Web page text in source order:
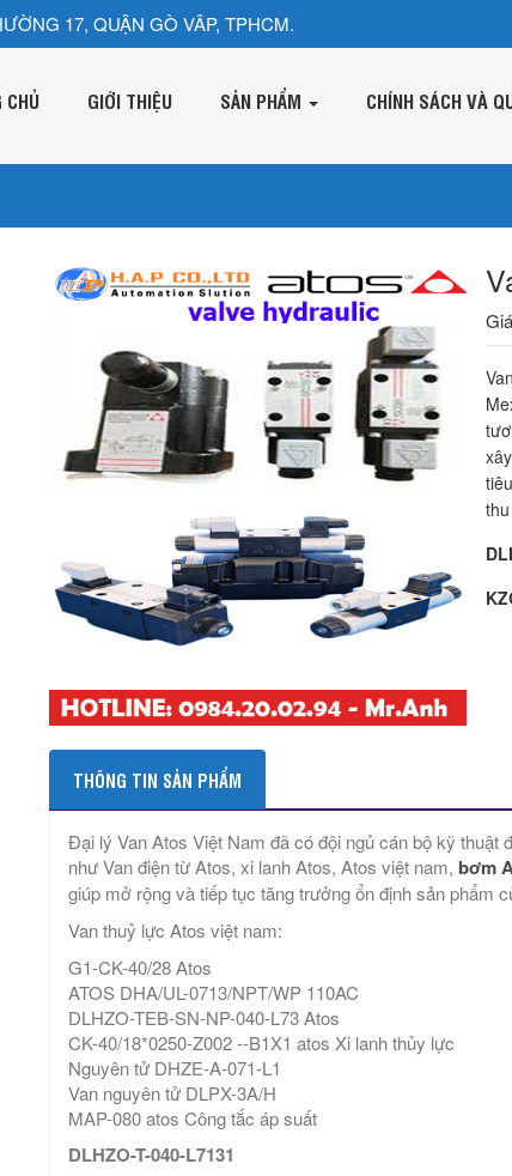
17, QUẬN GÒ VÂP, TPHCM.
CHỦ GIỚI THIỆU SẢN PHẨM CHÍNH SÁCH VÀ
THÔNG TIN SẢN PHẨM
Đại lý Van Atos Việt Nam đã có đội ngủ cán bộ kỹ
như Van điện từ Atos, xi lanh Atos, Atos việt nam, bơm
giúp mở rộng và tiếp tục tăng trưởng ổn định sản phẩm
Van thuỷ lực Atos việt nam:
G1-CK-40/28 Atos
ATOS DHA/UL-0713/NPT/WP 110AC
DLHZO-TEB-SN-NP-040-L73 Atos
CK-40/18*0250-Z002 --B1X1 atos Xi lanh thủy lực
Nguyên tử DHZE-A-071-L1
Van nguyên tử DLPX-3A/H
MAP-080 atos Công tắc áp suất
DLHZO-T-040-L7131